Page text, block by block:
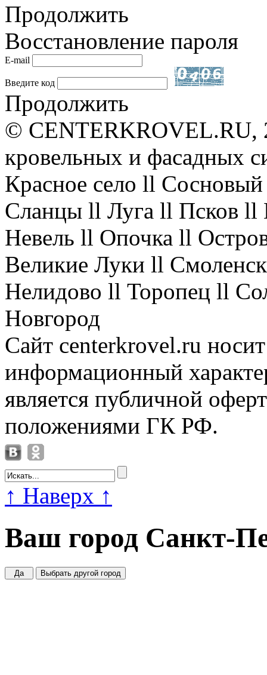
Продолжить
Восстановление пароля
E-mail
Введите код
Продолжить
© CENTERKROVEL.RU,
кровельных и фасадных
Красное село ll
Сланцы ll Луга ll Псков
Невель ll Опочка ll
Великие Луки ll
Нелидово ll Торопец ll
Новгород
Сайт centerkrovel.ru
информационный
является публичной
положениями ГК РФ.
↑ Наверх ↑
Ваш город Санкт-
Да Выбрать другой город